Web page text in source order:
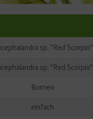
sp. "Red Scorpio"
sp. "Red Scorpio"
Borneo
einfach